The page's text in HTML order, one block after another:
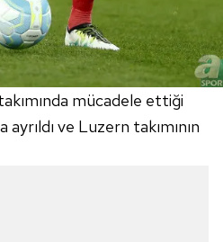
mücadele ettiği
ayrıldı ve Luzern takımının